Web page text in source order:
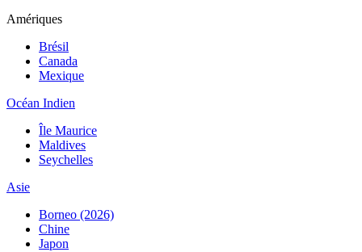
Amériques
Brésil
Canada
Mexique
Océan Indien
Île Maurice
Maldives
Seychelles
Asie
Borneo (2026)
Chine
Japon